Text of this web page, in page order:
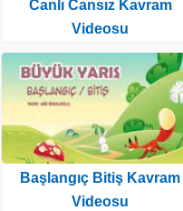
Canlı Cansız Kavram
Videosu
Başlangıç Bitiş Kavram
Videosu